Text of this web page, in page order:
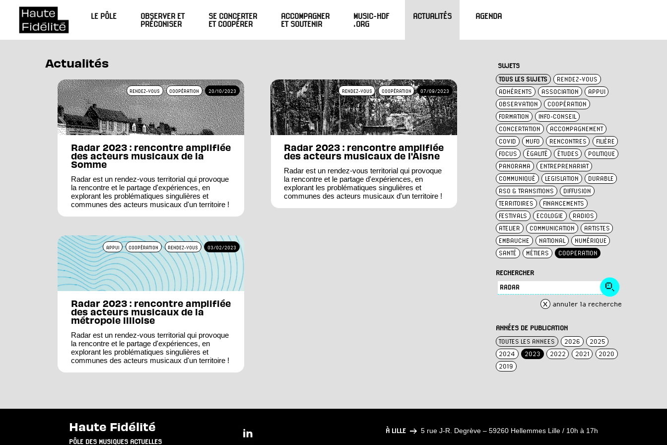
LE PÔLE
OBSERVER ET
PRÉCONISER
SE CONCERTER
ET COOPÉRER
ACCOMPAGNER
ET SOUTENIR
MUSIC-HDF
.ORG
ACTUALITÉS AGENDA
Actualités
RENDEZ-VOUS COOPÉRATION 20/10/2023
Radar 2023 : rencontre amplifiée
des acteurs musicaux de la
Somme
Radar est un rendez-vous territorial qui provoque
la rencontre et le partage d'expériences, en
explorant les problématiques singulières et
communes des acteurs musicaux d'un territoire !
RENDEZ-VOUS COOPÉRATION 07/09/2023
Radar 2023 : rencontre amplifiée
des acteurs musicaux de l'Aisne
Radar est un rendez-vous territorial qui provoque
la rencontre et le partage d'expériences, en
explorant les problématiques singulières et
communes des acteurs musicaux d'un territoire !
APPUI COOPÉRATION RENDEZ-VOUS 03/02/2023
Radar 2023 : rencontre amplifiée
des acteurs musicaux de la
métropole lilloise
Radar est un rendez-vous territorial qui provoque
la rencontre et le partage d'expériences, en
explorant les problématiques singulières et
communes des acteurs musicaux d'un territoire !
SUJETS
TOUS LES SUJETS
RENDEZ-VOUS
ADHÉRENTS
ASSOCIATION
APPUI
OBSERVATION
COOPÉRATION
FORMATION
INFO-CONSEIL
CONCERTATION
ACCOMPAGNEMENT
COVID
MUFO RENCONTRES
FILIÈRE
FOCUS
ÉGALITÉ ÉTUDES
POLITIQUE
PANORAMA
ENTREPRENARIAT
COMMUNIQUÉ
LEGISLATION
DURABLE
RSO & TRANSITIONS
DIFFUSION
TERRITOIRES
FINANCEMENTS
FESTIVALS
ECOLOGIE
RADIOS
ATELIER
COMMUNICATION
ARTISTES
EMBAUCHE
NATIONAL
NUMÉRIQUE
SANTÉ
MÉTIERS COOPERATION
RECHERCHER
x annuler la recherche
ANNÉES DE PUBLICATION
TOUTES LES ANNEES 2026
2025
2024
2023 2022 2021
2020
2019
Haute Fidélité
PÔLE DES MUSIQUES ACTUELLES
À LILLE 5 rue J-R. Degrève – 59260 Hellemmes Lille / 10h à 17h